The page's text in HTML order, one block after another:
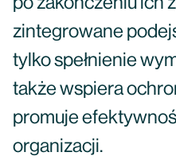
zintegrowane
tylko spełnienie
także wspiera
promuje
organizacji.